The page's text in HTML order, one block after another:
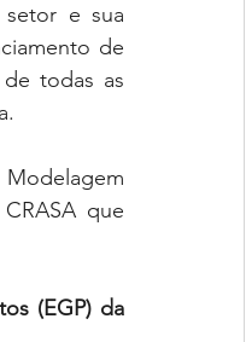
setor e sua
de
todas as
que
(EGP) da